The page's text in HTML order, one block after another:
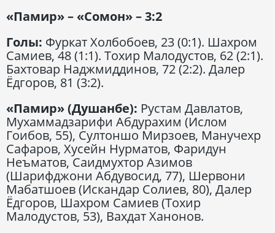
«Памир» – «Сомон» – 3:2
Голы: Фуркат Холбобоев, 23 (0:1). Шахром
Самиев, 48 (1:1). Тохир Малодустов, 62 (2:1).
Бахтовар Наджмиддинов, 72 (2:2). Далер
Ёдгоров, 81 (3:2).
«Памир» (Душанбе): Рустам Давлатов,
Мухаммадзарифи Абдурахим (Ислом
Гоибов, 55), Султоншо Мирзоев, Манучехр
Сафаров, Хусейн Нурматов, Фаридун
Неъматов, Саидмухтор Азимов
(Шарифджони Абдувосид, 77), Шервони
Мабатшоев (Искандар Солиев, 80), Далер
Ёдгоров, Шахром Самиев (Тохир
Малодустов, 53), Вахдат Ханонов.